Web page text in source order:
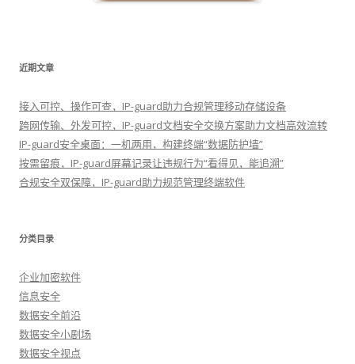
近期文章
接入可控、操作可查，IP-guard助力合规管理移动存储设备
跨网传输、外发可控，IP-guard文档安全交换方案助力文档高效流转
IP-guard安全桌面：一机两用，构建终端“数据防护墙”
按需留痕，IP-guard屏幕记录让违规行为“看得见，能追溯”
合规安全双保障，IP-guard助力规范管理终端软件
分类目录
企业加密软件
信息安全
数据安全前沿
数据安全小剧场
数据安全视点